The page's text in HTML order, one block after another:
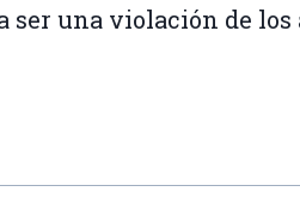
ser una violación de